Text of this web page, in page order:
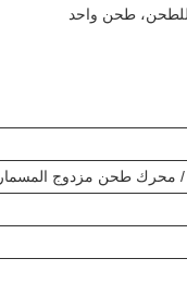
للطحن، طحن واحد
محرك طحن مزدوج المسمار